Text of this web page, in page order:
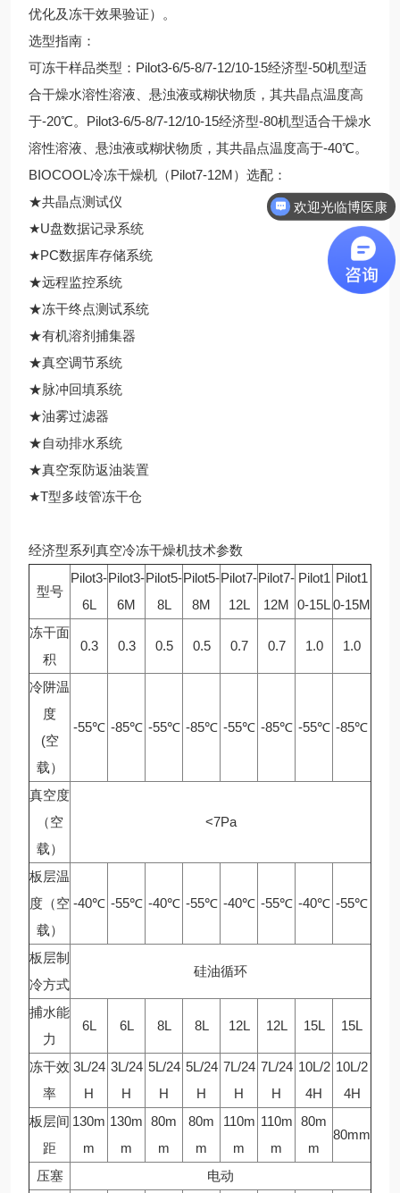
优化及冻干效果验证）。
选型指南：
可冻干样品类型：Pilot3-6/5-8/7-12/10-15经济型-50机型适
合干燥水溶性溶液、悬浊液或糊状物质，其共晶点温度高
于-20℃。Pilot3-6/5-8/7-12/10-15经济型-80机型适合干燥水
溶性溶液、悬浊液或糊状物质，其共晶点温度高于-40℃。
BIOCOOL冷冻干燥机（Pilot7-12M）选配：
★共晶点测试仪
★U盘数据记录系统
★PC数据库存储系统
★远程监控系统
★冻干终点测试系统
★有机溶剂捕集器
★真空调节系统
★脉冲回填系统
★油雾过滤器
★自动排水系统
★真空泵防返油装置
★T型多歧管冻干仓
经济型系列真空冷冻干燥机技术参数
型号
Pilot3-
6L
Pilot3-
6M
Pilot5-
8L
Pilot5-
8M
Pilot7-
12L
Pilot7-
12M
Pilot1
0-15L
Pilot1
0-15M
冻干面
积
0.3 0.3 0.5 0.5 0.7 0.7 1.0 1.0
冷阱温
度
(空
载）
-55℃ -85℃ -55℃ -85℃ -55℃ -85℃ -55℃ -85℃
真空度
（空
载）
<7Pa
板层温
度（空
载）
-40℃ -55℃ -40℃ -55℃ -40℃ -55℃ -40℃ -55℃
板层制
冷方式
硅油循环
捕水能
力
6L 6L 8L 8L 12L 12L 15L 15L
冻干效
率
3L/24
H
3L/24
H
5L/24
H
5L/24
H
7L/24
H
7L/24
H
10L/2
4H
10L/2
4H
板层间
距
130m
m
130m
m
80m
m
80m
m
110m
m
110m
m
80m
m
80mm
压塞
电动
欢迎光临博医康